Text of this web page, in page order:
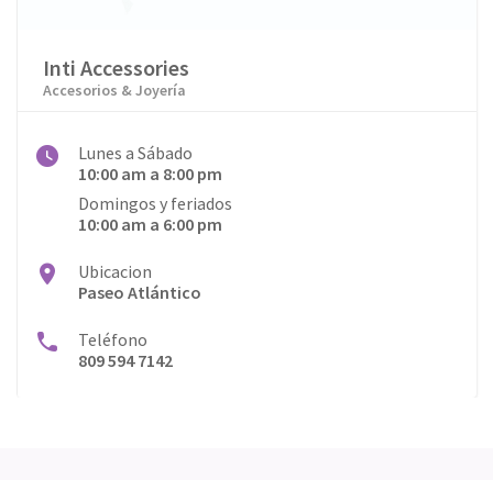
Inti Accessories
Accesorios & Joyería
Lunes a Sábado
10:00 am a 8:00 pm
Domingos y feriados
10:00 am a 6:00 pm
Ubicacion
Paseo Atlántico
Teléfono
809 594 7142